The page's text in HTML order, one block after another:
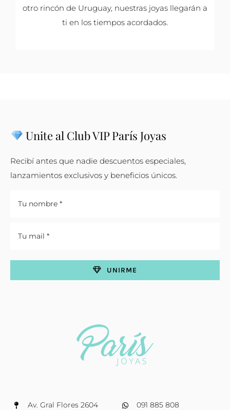
otro rincón de Uruguay, nuestras joyas llegarán a
ti en los tiempos acordados.
Av. Gral Flores 2604
091 885 808
Unite al Club VIP París Joyas
Recibí antes que nadie descuentos especiales,
lanzamientos exclusivos y beneficios únicos.
UNIRME